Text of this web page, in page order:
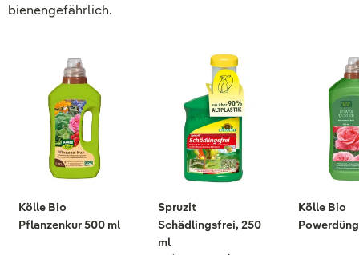
bienengefährlich.
Kölle Bio
Pflanzenkur 500 ml
Spruzit
Schädlingsfrei, 250
ml
Kölle Bio